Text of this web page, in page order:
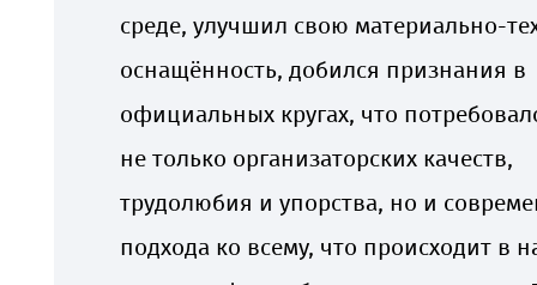
среде, улучшил свою материально-
оснащённость, добился признания в
официальных кругах, что
не только организаторских качеств,
трудолюбия и упорства, но и
подхода ко всему, что происходит в